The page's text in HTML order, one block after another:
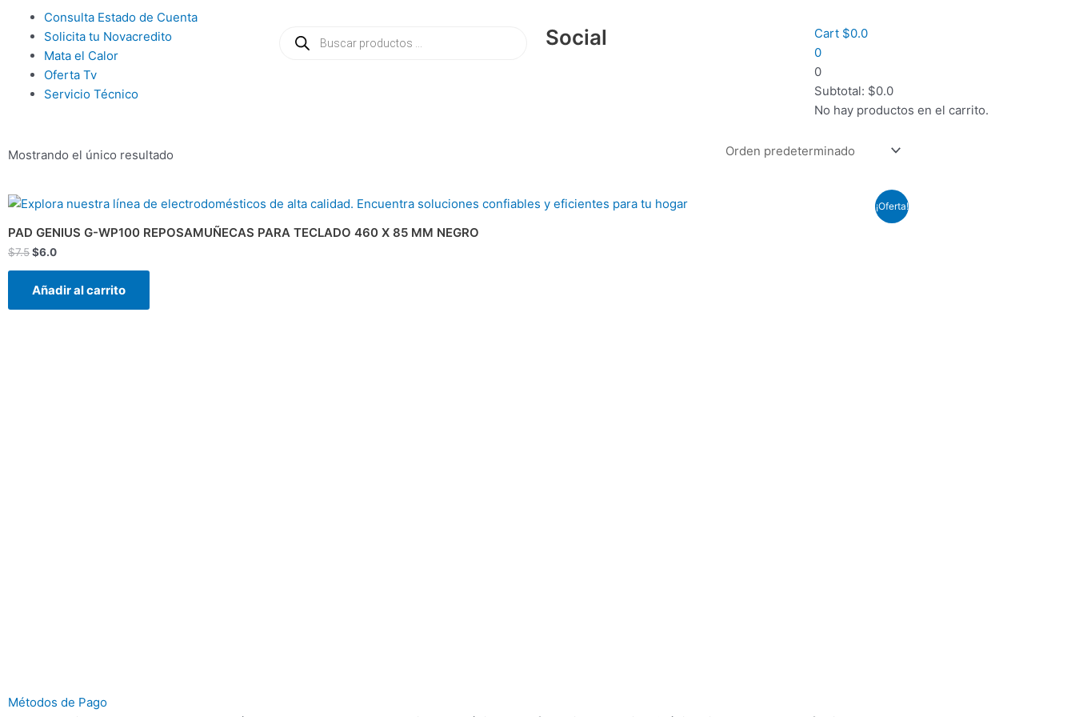
contenido
Main
Menu
Consulta Estado de Cuenta
Solicita tu Novacredito
Mata el Calor
Oferta Tv
Servicio Técnico
productos
Social Cart $0.0
0
0
Subtotal: $0.0
No hay productos en el carrito.
Mostrando el único resultado
¡Oferta!
PAD GENIUS G-WP100 REPOSAMUÑECAS PARA TECLADO 460 X 85 MM NEGRO
$7.5
El
precio
original
era:
$7.5.
$6.0
El
precio
actual
es:
$6.0.
Añadir al carrito
Métodos de Pago